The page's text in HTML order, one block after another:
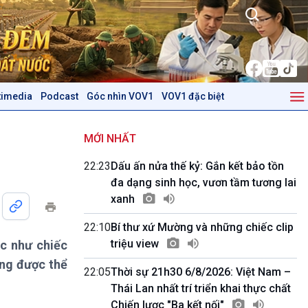
Podcast Góc nhìn VOV1 VOV1 đặc biệt
Dòng chảy Kinh tế
Khởi nghiệp
Tuyên chiến với gian lận
Mùa vàng
Biển đảo Việt Nam
Tâm tình biên giới và hải
Tìm hiểu biển, đảo Việt
Nam
Góc nhìn VOV1
Bình luận
như chiếc
được thể
MỚI NHẤT
22:23Dấu ấn nửa thế kỷ: Gắn kết bảo tồn
đa dạng sinh học, vươn tầm tương lai
xanh
22:10Bí thư xứ Mường và những chiếc clip
triệu view
22:05Thời sự 21h30 6/8/2026: Việt Nam –
Thái Lan nhất trí triển khai thực chất
Chiến lược "Ba kết nối"